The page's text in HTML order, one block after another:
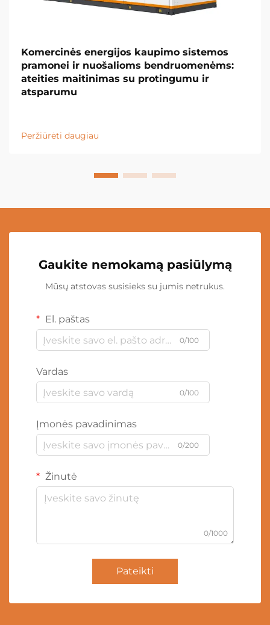
Komercinės energijos kaupimo sistemos
pramonei ir nuošalioms bendruomenėms:
ateities maitinimas su protingumu ir
atsparumu
Peržiūrėti daugiau
Gaukite nemokamą pasiūlymą
Mūsų atstovas susisieks su jumis netrukus.
El. paštas
0/100
Vardas
0/100
Įmonės pavadinimas
0/200
Žinutė
0/1000
Pateikti